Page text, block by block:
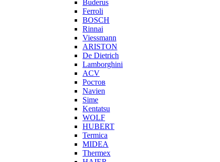
Buderus
Ferroli
BOSCH
Rinnai
Viessmann
ARISTON
De Dietrich
Lamborghini
ACV
Ростов
Navien
Sime
Kentatsu
WOLF
HUBERT
Termica
MIDEA
Thermex